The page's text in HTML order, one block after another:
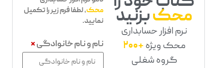
محکبزنید
نرم افزار حسابداری
محک ویژه+200
گروه شغلی
محک، لطفا فرم زیر را تکمیل
نمایید.
نام و نام خانوادگی*